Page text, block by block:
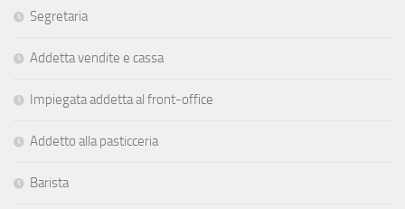
Segretaria
Addetta vendite e cassa
Impiegata addetta al front-office
Addetto alla pasticceria
Barista